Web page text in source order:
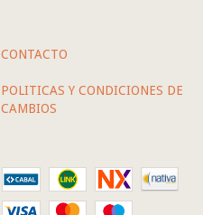
CONTACTO
POLITICAS Y CONDICIONES DE
CAMBIOS